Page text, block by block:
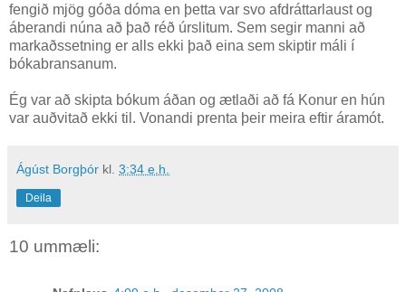
fengið mjög góða dóma en þetta var svo afdráttarlaust og
áberandi núna að það réð úrslitum. Sem segir manni að
markaðssetning er alls ekki það eina sem skiptir máli í
bókabransanum.
Ég var að skipta bókum áðan og ætlaði að fá Konur en hún
var auðvitað ekki til. Vonandi prenta þeir meira eftir áramót.
Ágúst Borgþór kl. 3:34 e.h.
Deila
10 ummæli: